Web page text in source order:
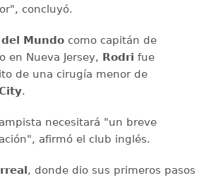
concluyó.
del Mundocomo capitán de
en Nueva Jersey, Rodri fue
de una cirugía menor de
.
necesitará "un breve
afirmó el club inglés.
, donde dio sus primeros pasos